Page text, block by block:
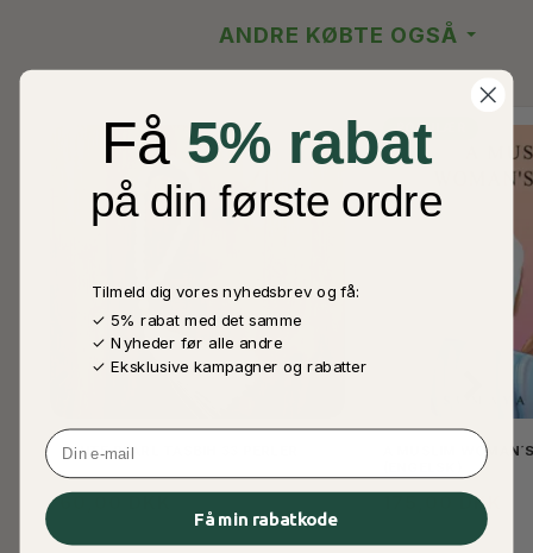
ANDRE KØBTE OGSÅ
WHITE PEARL TASBIH 33 PERLER
60,00 DKK
POPULÆR
A MUSLIM
175,00 DKK
Få 5% rabat
på din første ordre
Tilmeld dig vores nyhedsbrev og få:
✓ 5% rabat med det samme
✓ Nyheder før alle andre
✓ Eksklusive kampagner og rabatter
Email
Få min rabatkode